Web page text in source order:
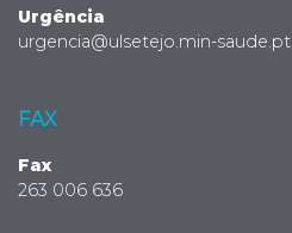
Urgência
urgencia@ulsetejo.min-saude.pt
FAX
Fax
263 006 636